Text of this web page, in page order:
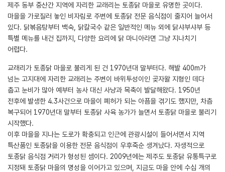
제주 동부 중산간 지역에 자리한 교래리는 토종닭 마을로 유명한 곳이다.
마을을 가로질러 놓인 비자림로 주변에 토종닭 전문 음식점이 줄지어 늘어서
있다. 닭볶음탕부터 백숙, 닭칼국수 같은 일반적인 메뉴 외에 닭샤부샤부 등
특별 메뉴를 내건 집까지, 다양한 요리에 닭 마니아라면 그냥 지나치기
어렵다.
교래리가 토종닭 마을로 불리게 된 건 1970년대 말부터다. 해발 400m가
넘는 고지대에 자리한 교래리는 주변이 바위투성이인 곶자왈 지형인 데다
춥고 눈비가 많아 예부터 농사 대신 사냥과 목축이 발달해왔다. 1950년
전후에 발생한 4.3사건으로 마을이 폐허가 되는 아픔을 겪기도 했지만, 차츰
복구되어 1970년대 말부터 토종닭 사육 농가가 늘면서 토종닭 마을로 불리기
시작했다.
이후 마을을 지나는 도로가 확충되고 인근에 관광시설이 들어서면서 지역
특산품인 토종닭을 이용한 전문 음식점이 우후죽순 생겨났다. 자생적으로
토종닭 음식점 거리가 형성된 셈이다. 2009년에는 제주도 토종닭 유통특구로
지정돼 토종닭 마을의 명성을 이어가고 있으며, 지금도 마을 안에 수십 개의